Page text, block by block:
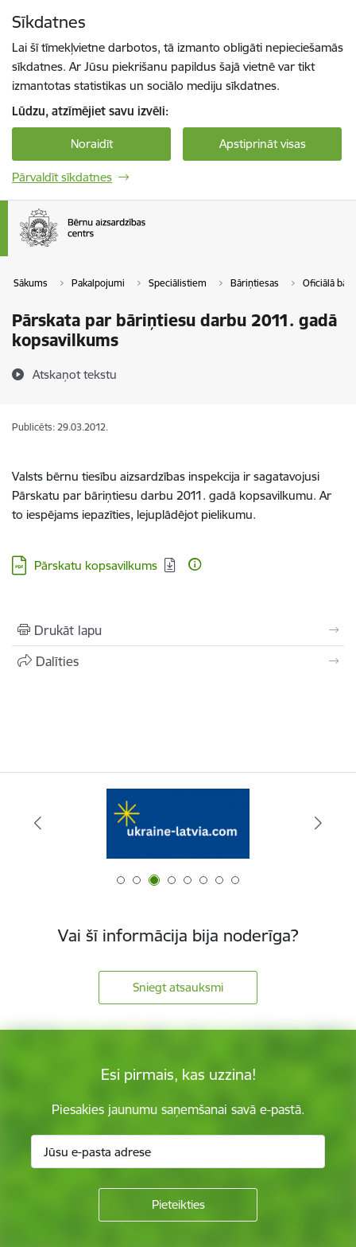
Sīkdatnes
Lai šī tīmekļvietne darbotos, tā izmanto obligāti nepieciešamās
sīkdatnes. Ar Jūsu piekrišanu papildus šajā vietnē var tikt
izmantotas statistikas un sociālo mediju sīkdatnes.
Lūdzu, atzīmējiet savu izvēli:
Noraidīt Apstiprināt visas
Pārvaldīt sīkdatnes
Sākums Pakalpojumi Speciālistiem Bāriņtiesas Oficiālā
Pārskata par bāriņtiesu darbu 2011. gadā
kopsavilkums
Atskaņot tekstu
Publicēts: 29.03.2012.
Valsts bērnu tiesību aizsardzības inspekcija ir sagatavojusi
Pārskatu par bāriņtiesu darbu 2011. gadā kopsavilkumu. Ar
to iespējams iepazīties, lejuplādējot pielikumu.
Lejupielādēt:
Pārskatu kopsavilkums
Drukāt lapu
Dalīties
Vai šī informācija bija noderīga?
Sniegt atsauksmi
Esi pirmais, kas uzzina!
Piesakies jaunumu saņemšanai savā e-pastā.